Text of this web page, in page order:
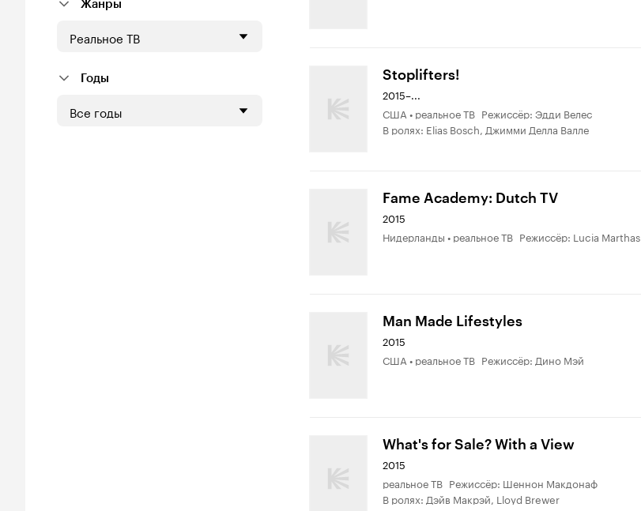
Жанры
Реальное ТВ
Годы
Все годы
Stoplifters!
2015–...
США • реальное ТВ Режиссёр: Эдди Велес
В ролях: Elias Bosch, Джимми Делла Валле
Fame Academy: Dutch TV
2015
Нидерланды • реальное ТВ Режиссёр: Lucia Marthas
Man Made Lifestyles
2015
США • реальное ТВ Режиссёр: Дино Мэй
What's for Sale? With a View
2015
реальное ТВ Режиссёр: Шеннон Макдонаф
В ролях: Дэйв Макрэй, Lloyd Brewer